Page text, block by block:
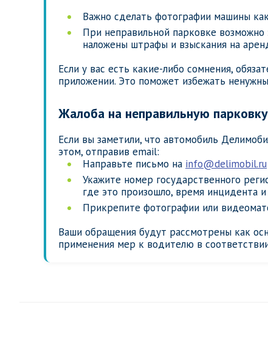
Важно сделать фотографии машины
При неправильной парковке
наложены штрафы и взыскания на
Если у вас есть какие-либо сомнения,
приложении. Это поможет избежать
Жалоба на неправильную парковку
Если вы заметили, что автомобиль
этом, отправив email:
Направьте письмо на info@delimobil.ru
Укажите номер государственного
где это произошло, время инцидента
Прикрепите фотографии или
Ваши обращения будут рассмотрены как
применения мер к водителю в